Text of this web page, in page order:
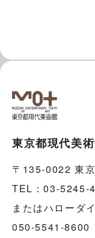
東京都現代美
〒135-0022 東
TEL：03-5245-
またはハローダ
050-5541-8600